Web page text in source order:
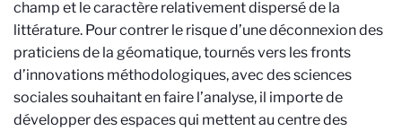
champ et le caractère relativement dispersé de la
littérature. Pour contrer le risque d’une déconnexion des
praticiens de la géomatique, tournés vers les fronts
d’innovations méthodologiques, avec des sciences
sociales souhaitant en faire l’analyse, il importe de
développer des espaces qui mettent au centre des